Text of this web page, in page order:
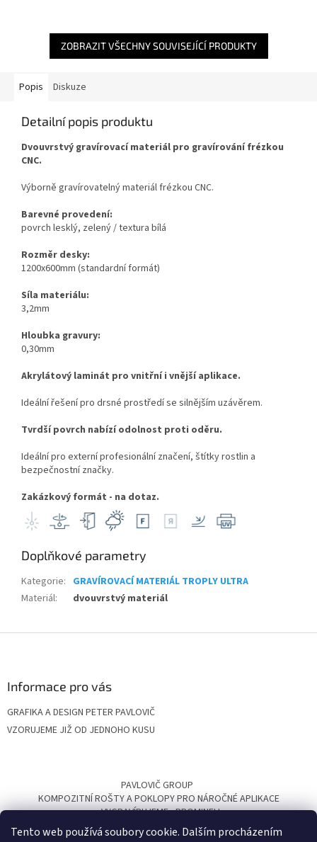
Tento web používá soubory cookie. Dalším procházením
ZOBRAZIT VŠECHNY SOUVISEJÍCÍ PRODUKTY
Popis Diskuze
Detailní popis produktu
Dvouvrstvý gravírovací materiál pro gravírování frézkou
CNC.
Výborně gravírovatelný materiál frézkou CNC.
Barevné provedení:
povrch lesklý, zelený / textura bílá
Rozměr desky:
1200x600mm (standardní formát)
Síla materiálu:
3,2mm
Hloubka gravury:
0,30mm
Akrylátový laminát pro vnitřní i vnější aplikace.
Ideální řešení pro drsné prostředí se silnějším uzávěrem.
Tvrdší povrch nabízí odolnost proti oděru.
Ideální pro externí profesionální značení, štítky rostlin a
bezpečnostní značky.
Zakázkový formát - na dotaz.
Doplňkové parametry
Kategorie: GRAVÍROVACÍ MATERIÁL TROPLY ULTRA
Materiál: dvouvrstvý materiál
Informace pro vás
GRAFIKA A DESIGN PETER PAVLOVIČ
VZORUJEME JIŽ OD JEDNOHO KUSU
PAVLOVIČ GROUP
KOMPOZITNÍ ROŠTY A POKLOPY PRO NÁROČNÉ APLIKACE
VYGRAVÍRUJEME PROMINELI